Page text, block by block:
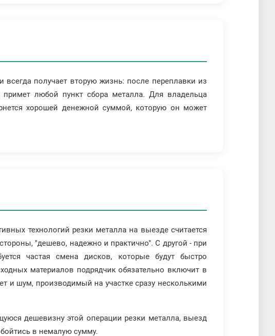
получает вторую жизнь: после переплавки из
любой пункт сбора металла. Для владельца
хорошей денежной суммой, которую он может
технологий резки металла на выезде считается
"дешево, надежно и практично". С другой - при
частая смена дисков, которые будут быстро
материалов подрядчик обязательно включит в
и шум, производимый на участке сразу несколькими
дешевизну этой операции резки металла, выезд
в немалую сумму.